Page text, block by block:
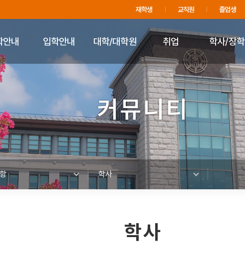
주메뉴 바로가기
푸터 바로가기
재학생 교직원 졸업생
안내 입학안내 대학/대학원 취업 학사/장학
커뮤니티
학사
학사